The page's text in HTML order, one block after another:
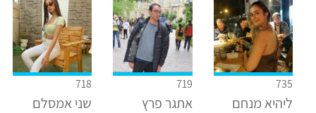
735
ליהיא מנחם
719
אתגר פרץ
718
שני אמסלם